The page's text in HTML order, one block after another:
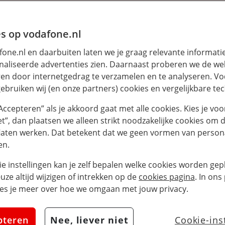
de AI
de Reno11-serie, en dat zie je terug in
heeft de Reno12 een indrukwekkende
en een prachtig 3D Curved Screen
is niet meer leverbaar.Bekijk alle
camera
op vodafone.nl
en daarbuiten laten we je graag relevante
advertenties zien. Daarnaast proberen we de
door internetgedrag te verzamelen en te analyseren.
wij (en onze partners) cookies en vergelijkbare
als je akkoord gaat met alle cookies. Kies je
dan plaatsen we alleen strikt noodzakelijke cookies om
werken. Dat betekent dat we geen vormen van
instellingen kan je zelf bepalen welke cookies worden
altijd wijzigen of intrekken op de cookies pagina. In ons
je meer over hoe we omgaan met jouw privacy.
Nee, liever niet Cookie-